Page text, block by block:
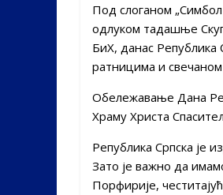
Под слоганом
одлуком тадашње
БиХ, данас Република
ратницима и
Обележавање Дана
Храму Христа
Република Српска је
Зато је важно да
Порфирије,